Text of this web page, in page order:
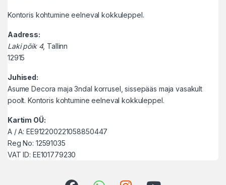
Kontoris kohtumine eelneval kokkuleppel.
Aadress:
Laki põik 4, Tallinn
12915
Juhised:
Asume Decora maja 3ndal korrusel, sissepääs maja vasakult
poolt. Kontoris kohtumine eelneval kokkuleppel.
Kartim OÜ:
A / A: EE912200221058850447
Reg No: 12591035
VAT ID: EE101779230